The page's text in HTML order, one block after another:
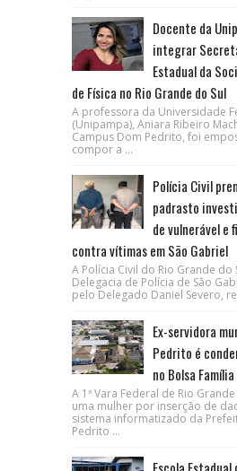
Docente da
integrar
Estadual da
de Física no Rio Grande do Sul
A professora da Universidade
(Unipampa), Aniara Ribeiro
Campus Dom Pedrito, foi
compor a ...
Polícia Civil
padrasto
de vulnerável e
contra vítimas em São Gabriel
A Polícia Civil do Rio Grande do
Delegacia de Polícia de São
pelo Delegado Daniel Severo,
Ex-servidora
Pedrito é
no Bolsa Família
A 1ª Vara Federal de Rio
uma mulher por inserção de
sistema informatizado da
Pedrito ...